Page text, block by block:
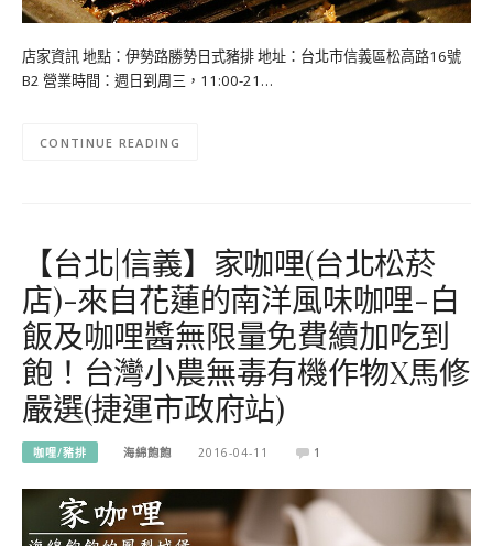
店家資訊 地點：伊勢路勝勢日式豬排 地址：台北市信義區松高路16號
B2 營業時間：週日到周三，11:00-21…
CONTINUE READING
【台北|信義】家咖哩(台北松菸
店)-來自花蓮的南洋風味咖哩-白
飯及咖哩醬無限量免費續加吃到
飽！台灣小農無毒有機作物X馬修
嚴選(捷運市政府站)
咖哩/豬排 海綿飽飽 2016-04-11 1